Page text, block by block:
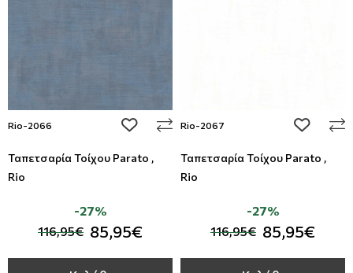
Rio-2066 add to wishlist
Ταπετσαρία Τοίχου Parato ,
Rio
116,95€ 85,95€
-27%
Rio-2067 add to
Ταπετσαρία Τοίχου Parato ,
Rio
116,95€ 85,95€
-27%